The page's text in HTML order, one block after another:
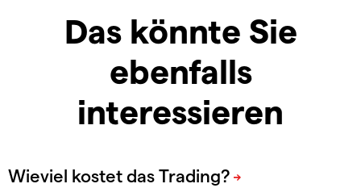
Das könnte Sie
ebenfalls
interessieren